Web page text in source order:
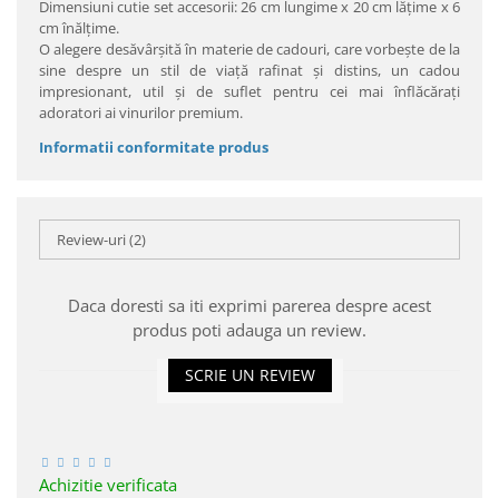
Dimensiuni cutie set accesorii: 26 cm lungime x 20 cm lăţime x 6
cm înălţime.
O alegere desăvârşită în materie de cadouri, care vorbeşte de la
sine despre un stil de viaţă rafinat şi distins, un cadou
impresionant, util şi de suflet pentru cei mai înflăcăraţi
adoratori ai vinurilor premium.
Informatii conformitate produs
Review-uri(2)
Daca doresti sa iti exprimi parerea despre acest
produs poti adauga un review.
SCRIE UN REVIEW
Achizitie verificata